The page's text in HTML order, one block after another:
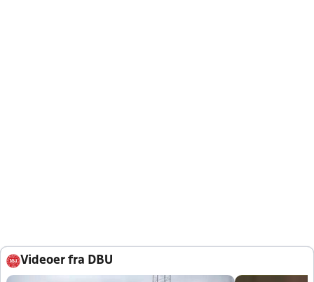
Videoer fra DBU